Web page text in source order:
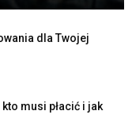
dla Twojej
musi płacić i jak